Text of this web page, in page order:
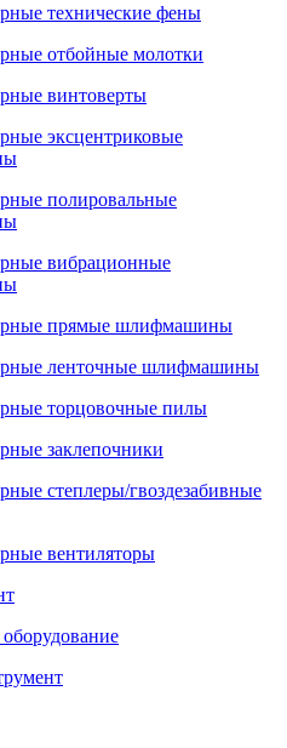
технические фены
отбойные молотки
винтоверты
эксцентриковые
полировальные
вибрационные
прямые шлифмашины
ленточные шлифмашины
торцовочные пилы
заклепочники
степлеры/гвоздезабивные
вентиляторы